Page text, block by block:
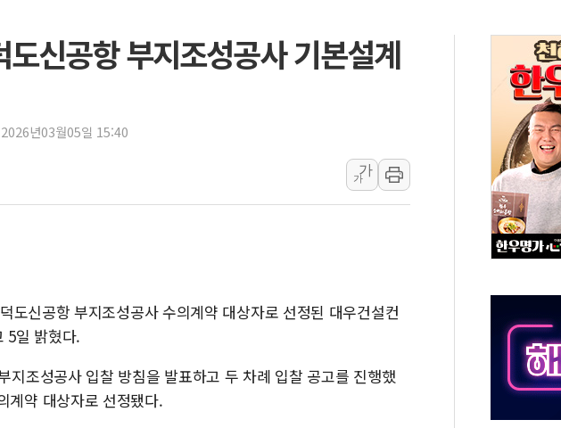
뉴욕증시 개장 전 특징주...아틀라시안·클라우드플레어·태양광주↑
보훈부, 미 DPAA와 MOU… "6·25 미군 실종자 7359명 끝까지 찾겠
李 "해남 태양광, 대한민국 다음 100년 밑거름…수도권 집중 완화 전
李 대통령, '6시간 마라톤 부동산 2차 회의' 주재… "전폭적 공급 확대·
트럼프, 中 겨냥 폴리실리콘 관세 15% 부과…美 태양광주 급등
이란와이어 "이란 최고지도자 위독…곧 사망해도 놀랍지 않아"
[인도증시] 중동 불안 속 유가 상승에 소폭 하락...금융주 낙폭 커
황희 '폐버스 청년주택' SNS 글 역풍에 "정부정책 아냐" 해명
폭염 누그러지고 가뭄 숙지나...경북동해안권 8~9일 최대 100mm 호우
사우디·튀르키예·파키스탄, '공동방위협정' 체결… 수니파 국가들의
신공항 부지조성공사 기본설계
2026년03월05일 15:40
가
가
도신공항 부지조성공사 수의계약 대상자로 선정된 대우건설컨
5일 밝혔다.
지조성공사 입찰 방침을 발표하고 두 차례 입찰 공고를 진행했
계약 대상자로 선정됐다.